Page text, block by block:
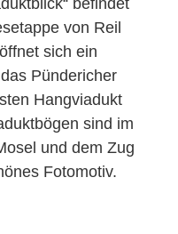
befindet
von Reil
sich ein
Pündericher
Hangviadukt
sind im
und dem Zug
Fotomotiv.